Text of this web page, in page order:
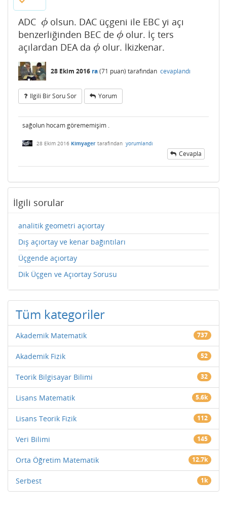
ADC ϕ
ϕolsun. DAC üçgeni ile EBC yi açı
benzerliğinden BEC de ϕ
ϕolur. İç ters
açılardan DEA da ϕ
ϕolur. İkizkenar.
28 Ekim 2016 ra(71 puan) tarafından cevaplandı
Ilgili Bir Soru Sor Yorum
sağolun hocam görememişim .
28 Ekim 2016 Kimyager tarafından yorumlandı
Cevapla
İlgili sorular
analitik geometri açıortay
Dış açıortay ve kenar bağıntıları
Üçgende açıortay
Dik Üçgen ve Açıortay Sorusu
Tüm kategoriler
Akademik Matematik 737
Akademik Fizik 52
Teorik Bilgisayar Bilimi 32
Lisans Matematik 5.6k
Lisans Teorik Fizik 112
Veri Bilimi 145
Orta Öğretim Matematik 12.7k
Serbest 1k